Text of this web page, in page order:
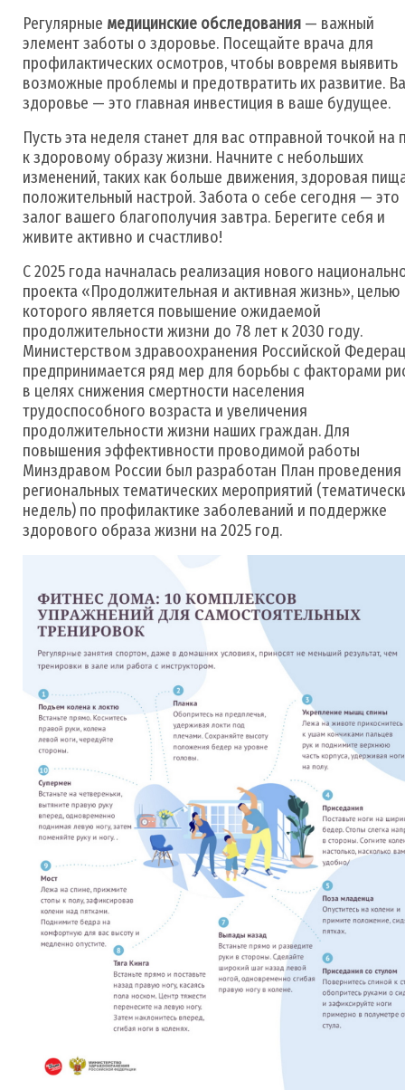
Регулярные медицинские обследования — важный
элемент заботы о здоровье. Посещайте врача для
профилактических осмотров, чтобы вовремя выявить
возможные проблемы и предотвратить их развитие.
здоровье — это главная инвестиция в ваше будущее.
Пусть эта неделя станет для вас отправной точкой на
к здоровому образу жизни. Начните с небольших
изменений, таких как больше движения, здоровая
положительный настрой. Забота о себе сегодня — это
залог вашего благополучия завтра. Берегите себя и
живите активно и счастливо!
С 2025 года начналась реализация нового
проекта «Продолжительная и активная жизнь», целью
которого является повышение ожидаемой
продолжительности жизни до 78 лет к 2030 году.
Министерством здравоохранения Российской
предпринимается ряд мер для борьбы с факторами
в целях снижения смертности населения
трудоспособного возраста и увеличения
продолжительности жизни наших граждан. Для
повышения эффективности проводимой работы
Минздравом России был разработан План проведения
региональных тематических мероприятий
недель) по профилактике заболеваний и поддержке
здорового образа жизни на 2025 год.